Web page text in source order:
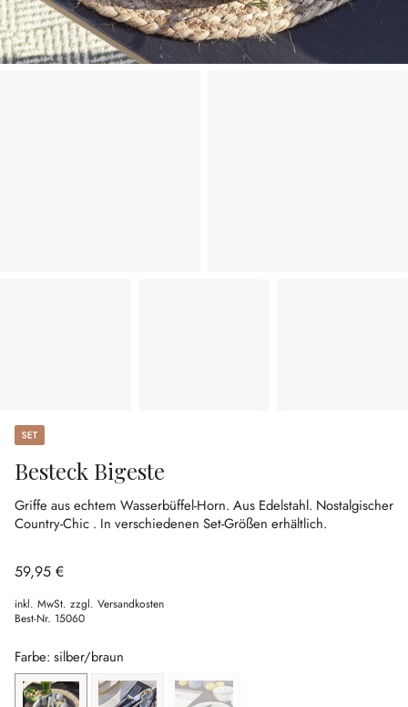
Set
Besteck Bigeste
Griffe aus echtem Wasserbüffel-Horn. Aus Edelstahl. Nostalgischer
Country-Chic . In verschiedenen Set-Größen erhältlich.
59,95 €
inkl. MwSt. zzgl. Versandkosten
Best-Nr. 15060
Farbe: silber/braun